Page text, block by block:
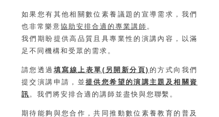
如果您有其他相關數位素養議題的宣導需求，我們
也非常樂意協助安排合適的專業講師 。
我們期盼提供高品質且具專業性的演講內容，以滿
足不同機構和受眾的需求。
請您透過 填寫線上表單(另開新分頁) 的方式向我們
提交演講申請，並提供您希望的演講主題及相關資
訊。我們將安排合適的講師並盡快與您聯繫。
期待能夠與您合作，共同推動數位素養教育的普及